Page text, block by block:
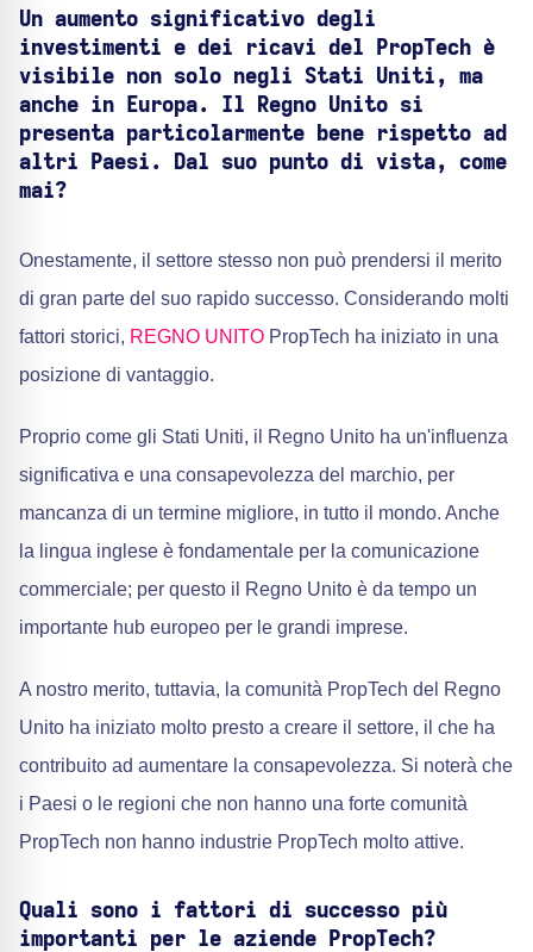
Un aumento significativo degli
investimenti e dei ricavi del PropTech è
visibile non solo negli Stati Uniti, ma
anche in Europa. Il Regno Unito si
presenta particolarmente bene rispetto ad
altri Paesi. Dal suo punto di vista, come
mai?
Onestamente, il settore stesso non può prendersi il merito
di gran parte del suo rapido successo. Considerando molti
fattori storici, REGNO UNITO PropTech ha iniziato in una
posizione di vantaggio.
Proprio come gli Stati Uniti, il Regno Unito ha un'influenza
significativa e una consapevolezza del marchio, per
mancanza di un termine migliore, in tutto il mondo. Anche
la lingua inglese è fondamentale per la comunicazione
commerciale; per questo il Regno Unito è da tempo un
importante hub europeo per le grandi imprese.
A nostro merito, tuttavia, la comunità PropTech del Regno
Unito ha iniziato molto presto a creare il settore, il che ha
contribuito ad aumentare la consapevolezza. Si noterà che
i Paesi o le regioni che non hanno una forte comunità
PropTech non hanno industrie PropTech molto attive.
Quali sono i fattori di successo più
importanti per le aziende PropTech?